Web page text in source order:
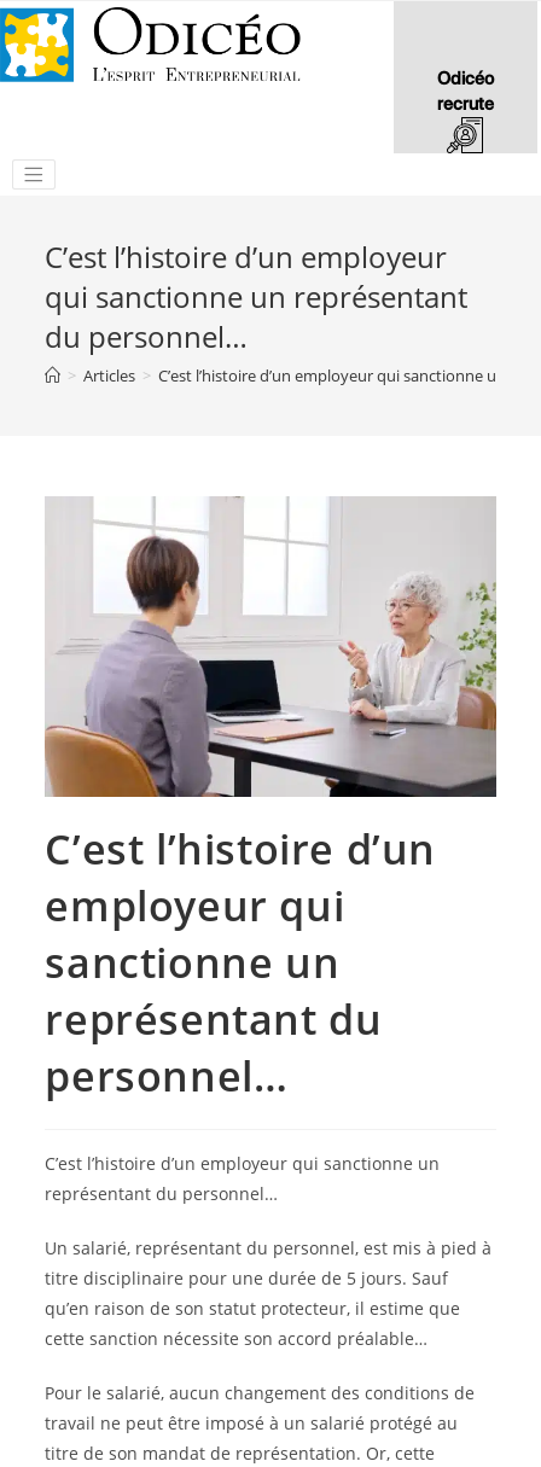
Odicéo
recrute
C’est l’histoire d’un employeur
qui sanctionne un représentant
du personnel…
> Articles > C’est l’histoire d’un employeur qui sanctionne un
C’est l’histoire d’un
employeur qui
sanctionne un
représentant du
personnel…
C’est l’histoire d’un employeur qui sanctionne un
représentant du personnel…
Un salarié, représentant du personnel, est mis à pied à
titre disciplinaire pour une durée de 5 jours. Sauf
qu’en raison de son statut protecteur, il estime que
cette sanction nécessite son accord préalable…
Pour le salarié, aucun changement des conditions de
travail ne peut être imposé à un salarié protégé au
titre de son mandat de représentation. Or, cette